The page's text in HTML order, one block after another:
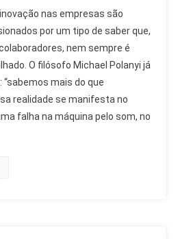
nas empresas são
por um tipo de saber que,
nem sempre é
O filósofo Michael Polanyi já
mais do que
realidade se manifesta no
falha na máquina pelo som, no